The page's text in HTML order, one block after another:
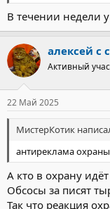
В течении недели
алексей с
Активный
22 Май 2025
МистерКотик
антиреклама
А кто в охрану идёт
Обсосы за писят
Так что реакция